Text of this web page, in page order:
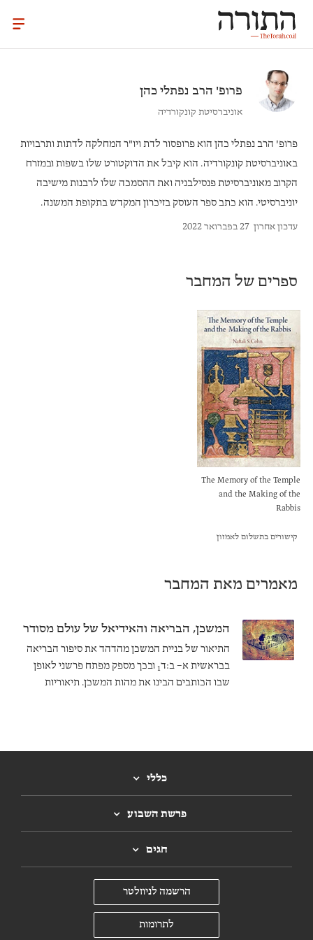
פרופ' הרב נפתלי כהן
אוניברסיטת קונקורדיה
פרופ' הרב נפתלי כהן הוא פרופסור לדת ויו"ר המחלקה לדתות ותרבויות
באוניברסיטת קונקורדיה. הוא קיבל את הדוקטורט שלו בשפות ובמזרח
הקרוב מאוניברסיטת פנסילבניה ואת ההסמכה שלו לרבנות מישיבה
יוניברסיטי. הוא כתב ספר העוסק בזיכרון המקדש בתקופת המשנה.
עדכון אחרון 27 בפברואר 2022
ספרים של המחבר
The Memory of the Temple
and the Making of the
Rabbis
קישורים בתשלום לאמזון
מאמרים מאת המחבר
המשכן, הבריאה והאידיאל של עולם מסודר
התיאור של בניית המשכן מהדהד את סיפור הבריאה
בבראשית א– ב:ד1 ובכך מספק מפתח פרשני לאופן
שבו הכותבים הבינו את מהות המשכן. תיאוריות
כללי
פרשת השבוע
חגים
הרשמה לניוזלטר
לתרומות